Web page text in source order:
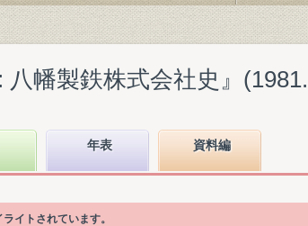
幡製鉄株式会社史』
年表 資料編
イトされています。